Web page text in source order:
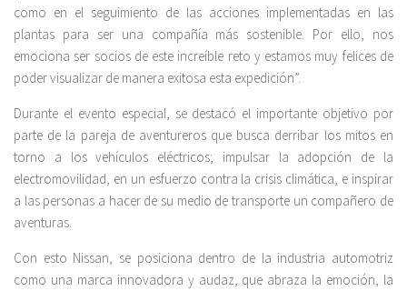
como en el seguimiento de las acciones implementadas en las
plantas para ser una compañía más sostenible. Por ello, nos
emociona ser socios de este increíble reto y estamos muy felices de
poder visualizar de manera exitosa esta expedición”.
Durante el evento especial, se destacó el importante objetivo por
parte de la pareja de aventureros que busca derribar los mitos en
torno a los vehículos eléctricos; impulsar la adopción de la
electromovilidad, en un esfuerzo contra la crisis climática, e inspirar
a las personas a hacer de su medio de transporte un compañero de
aventuras.
Con esto Nissan, se posiciona dentro de la industria automotriz
como una marca innovadora y audaz, que abraza la emoción, la